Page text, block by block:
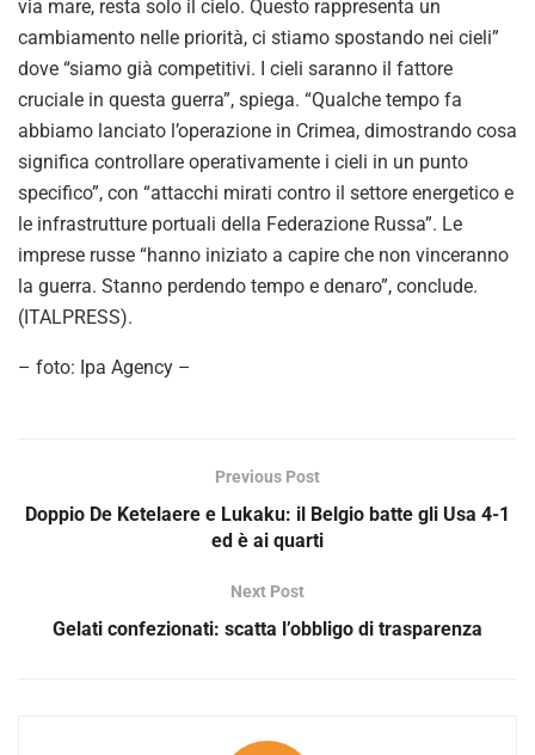
via mare, resta solo il cielo. Questo rappresenta un
cambiamento nelle priorità, ci stiamo spostando nei cieli”
dove “siamo già competitivi. I cieli saranno il fattore
cruciale in questa guerra”, spiega. “Qualche tempo fa
abbiamo lanciato l’operazione in Crimea, dimostrando cosa
significa controllare operativamente i cieli in un punto
specifico”, con “attacchi mirati contro il settore energetico e
le infrastrutture portuali della Federazione Russa”. Le
imprese russe “hanno iniziato a capire che non vinceranno
la guerra. Stanno perdendo tempo e denaro”, conclude.
(ITALPRESS).
– foto: Ipa Agency –
Previous Post
Doppio De Ketelaere e Lukaku: il Belgio batte gli Usa 4-1
ed è ai quarti
Next Post
Gelati confezionati: scatta l’obbligo di trasparenza